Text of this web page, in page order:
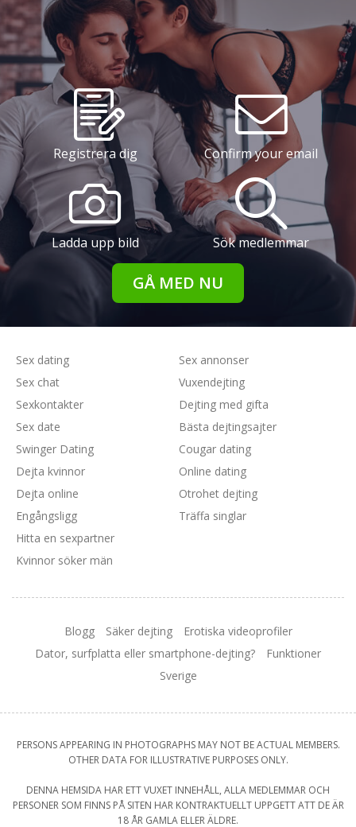
Registrera dig Confirm your email
Ladda upp bild Sök medlemmar
GÅ MED NU
Sex dating
Sex chat
Sexkontakter
Sex date
Swinger Dating
Sex annonser
Vuxendejting
Dejting med gifta
Bästa dejtingsajter
Cougar dating
Dejta kvinnor
Dejta online
Engångsligg
Hitta en sexpartner
Kvinnor söker män
Online dating
Otrohet dejting
Träffa singlar
Blogg Säker dejting
Erotiska videoprofiler
Dator, surfplatta eller smartphone-dejting?
Funktioner
Sverige
PERSONS APPEARING IN PHOTOGRAPHS MAY NOT BE ACTUAL MEMBERS.
OTHER DATA FOR ILLUSTRATIVE PURPOSES ONLY.
DENNA HEMSIDA HAR ETT VUXET INNEHÅLL, ALLA MEDLEMMAR OCH
PERSONER SOM FINNS PÅ SITEN HAR KONTRAKTUELLT UPPGETT ATT DE ÄR
18 ÅR GAMLA ELLER ÄLDRE.